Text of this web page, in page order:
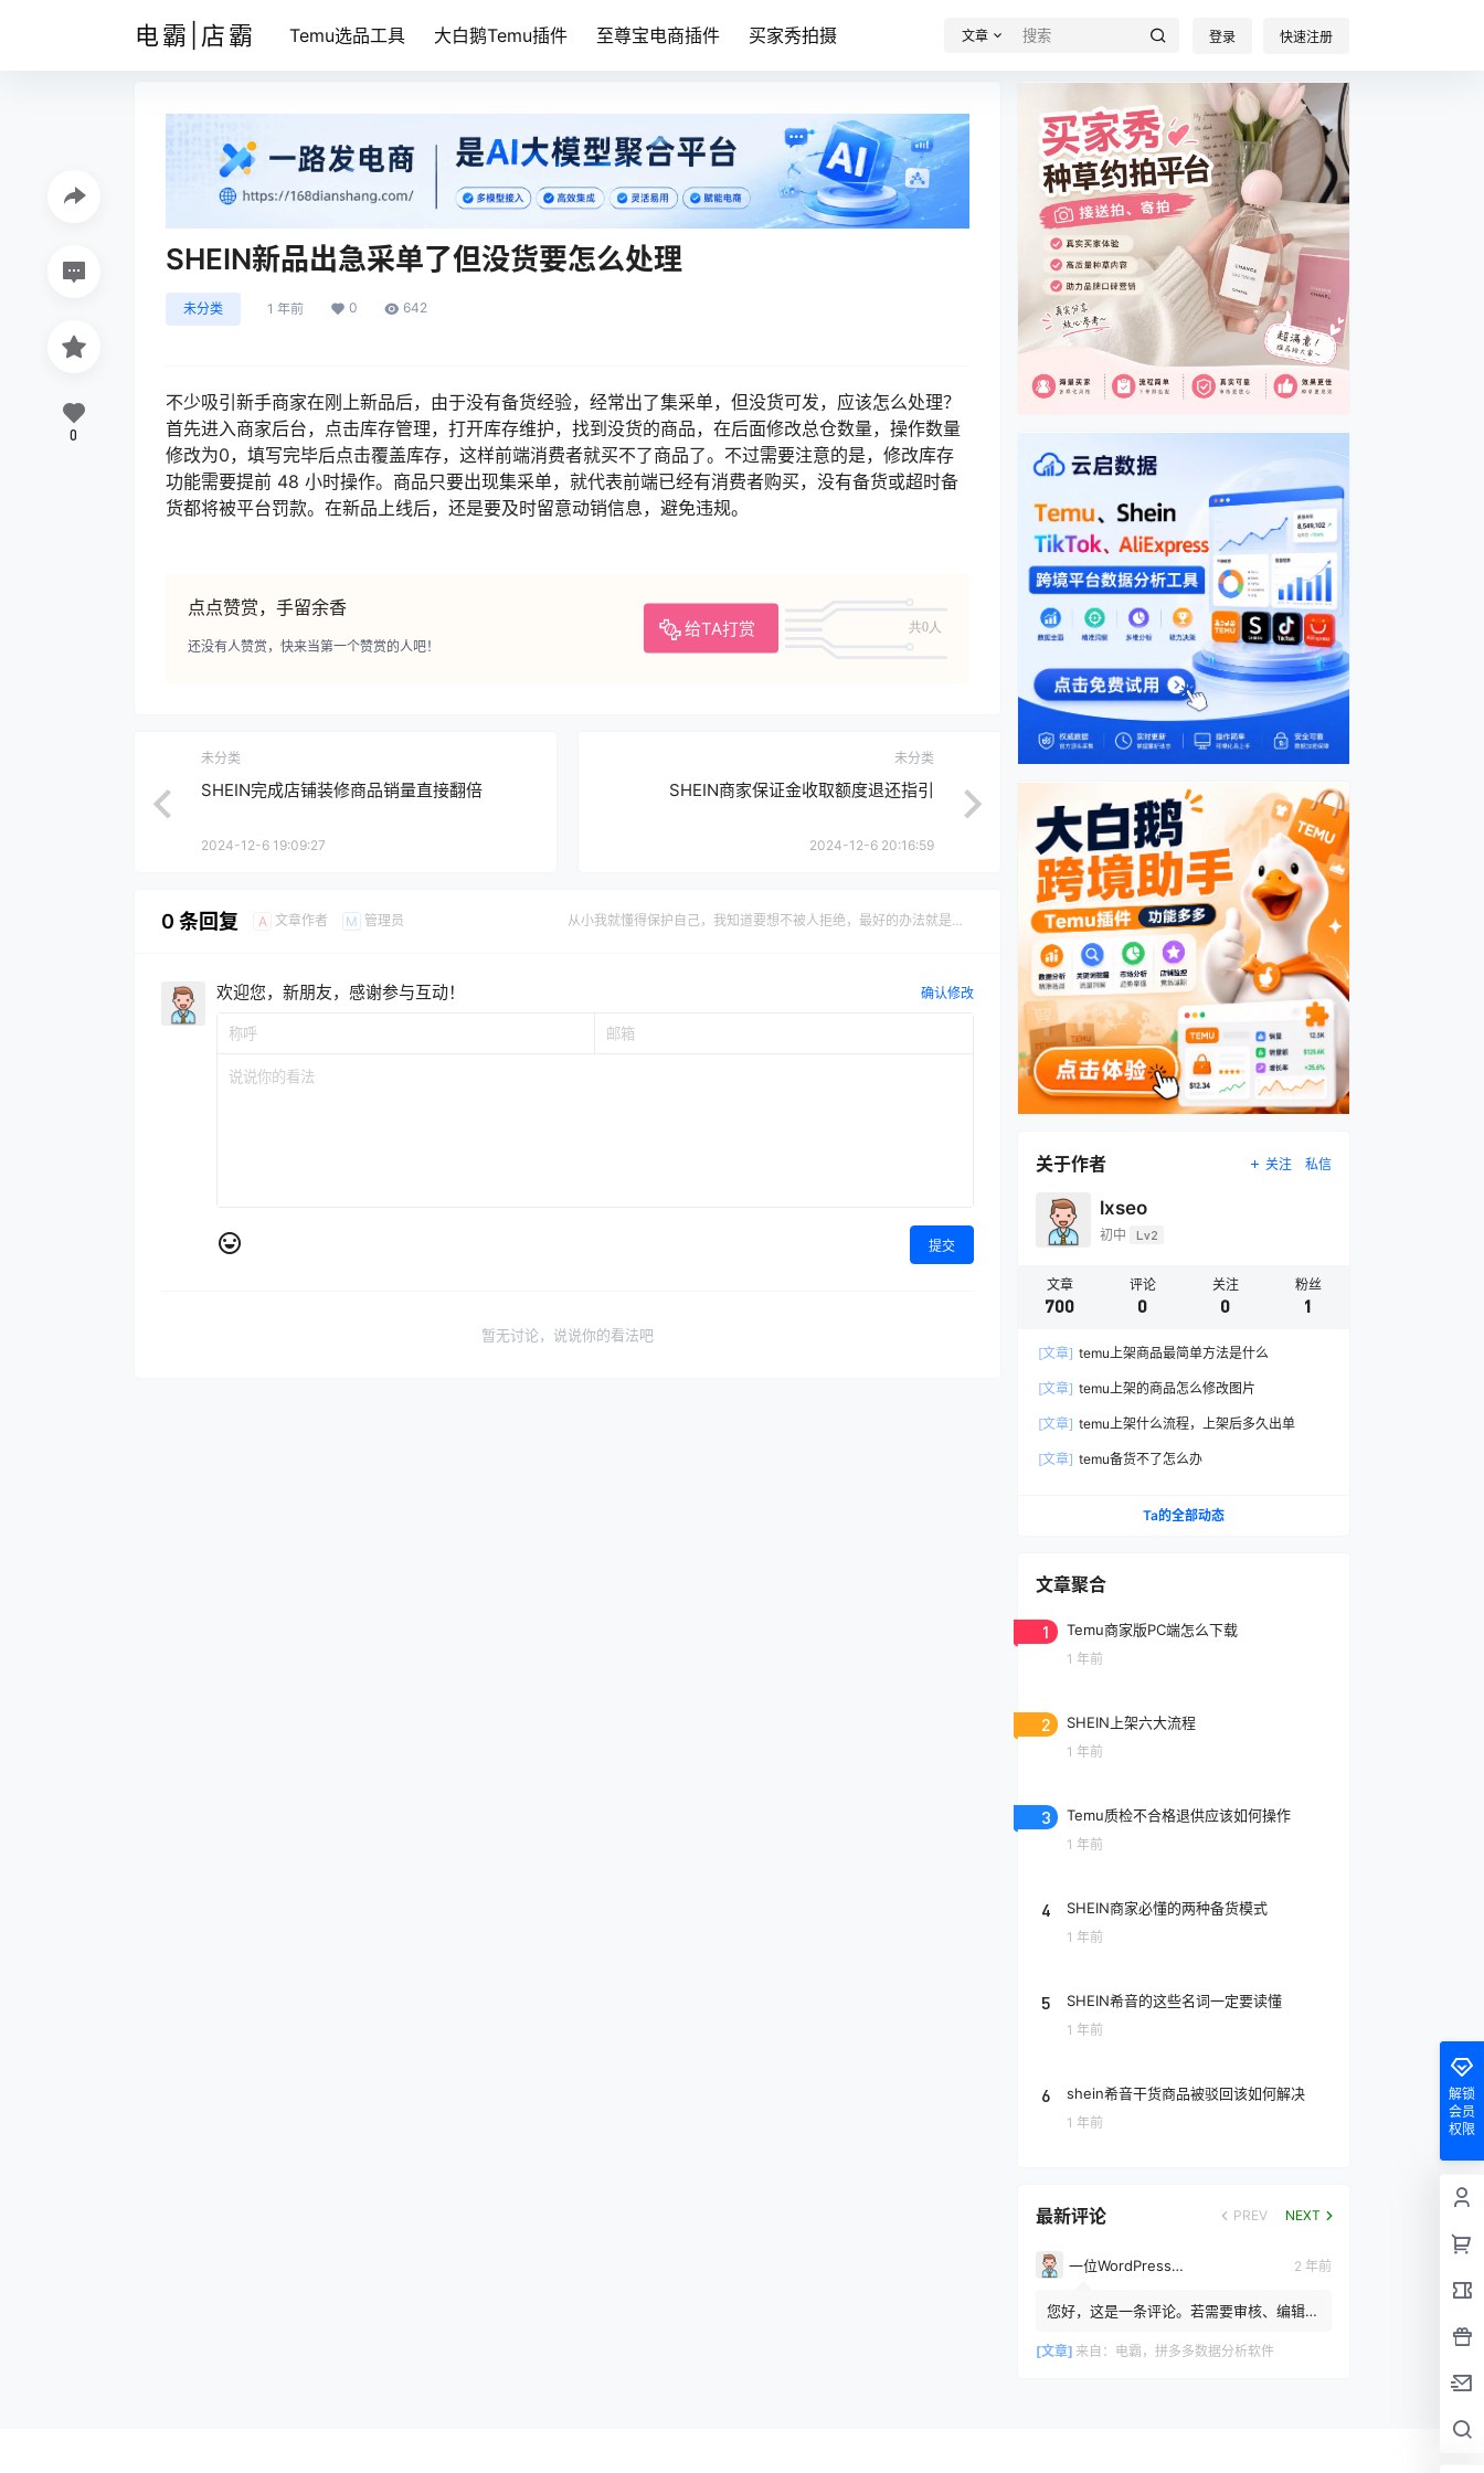
电霸|店霸 Temu选品工具 大白鹅Temu插件 至尊宝电商插件 买家秀拍摄 文章 登录 快速注册
SHEIN新品出急采单了但没货要怎么处理
未分类 1 年前 0 642
不少吸引新手商家在刚上新品后，由于没有备货经验，经常出了集采单，但没货可发，应该怎么处理？
首先进入商家后台，点击库存管理，打开库存维护，找到没货的商品，在后面修改总仓数量，操作数量
修改为0，填写完毕后点击覆盖库存，这样前端消费者就买不了商品了。不过需要注意的是，修改库存
功能需要提前 48 小时操作。商品只要出现集采单，就代表前端已经有消费者购买，没有备货或超时备
货都将被平台罚款。在新品上线后，还是要及时留意动销信息，避免违规。
点点赞赏，手留余香
给TA打赏 共0人
还没有人赞赏，快来当第一个赞赏的人吧！
0
未分类
SHEIN完成店铺装修商品销量直接翻倍
2024-12-6 19:09:27
未分类
SHEIN商家保证金收取额度退还指引
2024-12-6 20:16:59
0 条回复 A 文章作者 M 管理员
从小我就懂得保护自己，我知道要想不被人拒绝，最好的办法就是先
欢迎您，新朋友，感谢参与互动！ 确认修改
提交
暂无讨论，说说你的看法吧
关于作者 关注 私信
lxseo
初中 Lv2
文章
700
评论
0
关注
0
粉丝
1
[文章] temu上架商品最简单方法是什么
[文章] temu上架的商品怎么修改图片
[文章] temu上架什么流程，上架后多久出单
[文章] temu备货不了怎么办
Ta的全部动态
文章聚合
1 Temu商家版PC端怎么下载
1 年前
2 SHEIN上架六大流程
1 年前
3 Temu质检不合格退供应该如何操作
1 年前
4 SHEIN商家必懂的两种备货模式
1 年前
5 SHEIN希音的这些名词一定要读懂
1 年前
6 shein希音干货商品被驳回该如何解决
1 年前
最新评论 PREV NEXT
一位WordPress评论者 2 年前
您好，这是一条评论。若需要审核、编辑或
者头像来自 Gravatar。
[文章] 来自： 电霸，拼多多数据分析软件
解锁
会员
权限